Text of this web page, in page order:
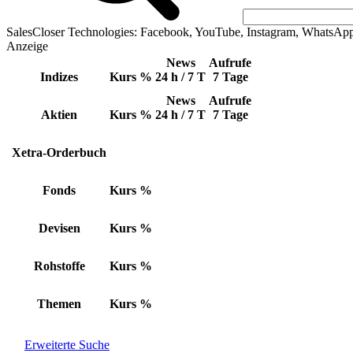
SalesCloser Technologies: Facebook, YouTube, Instagram,
Anzeige
Indizes Kurs %
News
24 h / 7 T
Aufrufe
7 Tage
Aktien Kurs %
News
24 h / 7 T
Aufrufe
7 Tage
Xetra-Orderbuch
Fonds Kurs %
Devisen Kurs %
Rohstoffe Kurs %
Themen Kurs %
Erweiterte Suche